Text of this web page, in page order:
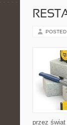
przez świat